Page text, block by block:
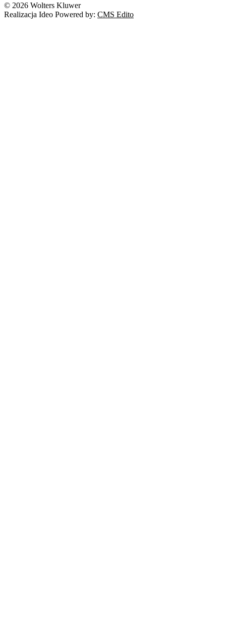
© 2026 Wolters Kluwer
Realizacja Ideo Powered by: CMS Edito